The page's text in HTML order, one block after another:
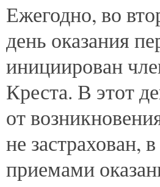
Ежегодно, во
день оказания
инициирован
Креста. В этот
от
не застрахован,
приемами